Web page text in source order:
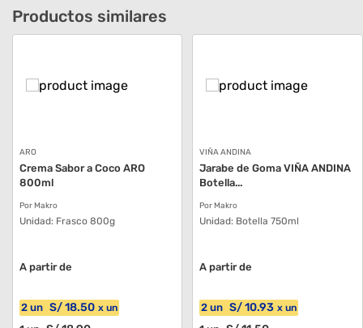
Productos similares
ARO
Crema Sabor a Coco ARO
800ml
Por Makro
Unidad: Frasco 800g
A partir de
2 un S/18.50 x un
VIÑA ANDINA
Jarabe de Goma VIÑA ANDINA
Botella...
Por Makro
Unidad: Botella 750ml
A partir de
2 un S/10.93 xun